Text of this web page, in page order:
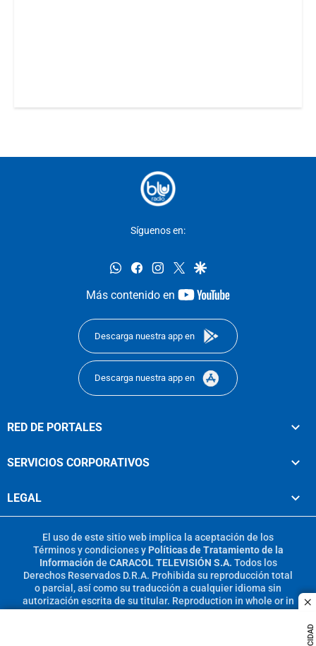
Síguenos en:
whatsappfacebookinstagram
twittergoogle
Más contenido en
youtube-
Descarga nuestra app en
Descarga nuestra app en
RED DE PORTALES
SERVICIOS CORPORATIVOS
LEGAL
El uso de este sitio web implica la aceptación de los
Términos y condicionesy Políticas de Tratamiento de la
Información de CARACOL TELEVISIÓN S.A. Todos los
Derechos Reservados D.R.A. Prohibida su reproducción total
o parcial, así como su traducción a cualquier idioma sin
autorización escrita de su titular. Reproduction in whole or in
part, or translation without written permission is prohibited.